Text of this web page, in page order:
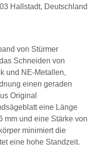
Hallstadt, Deutschland
von Stürmer
Schneiden von
und NE-Metallen,
einen geraden
Original
eine Länge
mm und eine Stärke von
minimiert die
eine hohe Standzeit.